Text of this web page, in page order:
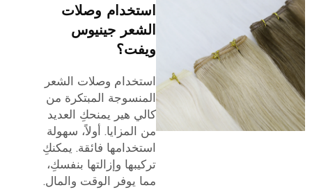
استخدام وصلات
الشعر جينيوس
ويفت؟
استخدام وصلات الشعر
المنسوجة المبتكرة من
كالي هير يمنحكِ العديد
من المزايا. أولاً، سهولة
استخدامها فائقة. يمكنكِ
تركيبها وإزالتها بنفسكِ،
مما يوفر الوقت والمال.